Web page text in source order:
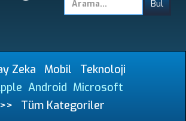
Zeka Mobil
Teknoloji
Android Microsoft
>>
Tüm Kategoriler